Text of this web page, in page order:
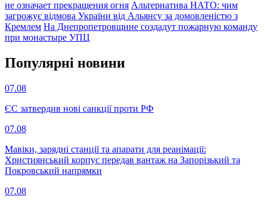
не означает прекращения огня Альтернатива НАТО: чим
загрожує відмова України від Альянсу за домовленістю з
Кремлем На Днепропетровщине создадут пожарную команду
при монастыре УПЦ
Популярнi новини
07.08
ЄС затвердив нові санкції проти РФ
07.08
Мавіки, зарядні станції та апарати для реанімації:
Християнський корпус передав вантаж на Запорізький та
Покровський напрямки
07.08